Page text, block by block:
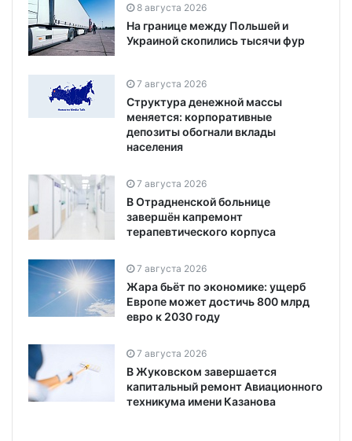
8 августа 2026
На границе между Польшей и
Украиной скопились тысячи фур
7 августа 2026
Структура денежной массы
меняется: корпоративные
депозиты обогнали вклады
населения
7 августа 2026
В Отрадненской больнице
завершён капремонт
терапевтического корпуса
7 августа 2026
Жара бьёт по экономике: ущерб
Европе может достичь 800 млрд
евро к 2030 году
7 августа 2026
В Жуковском завершается
капитальный ремонт Авиационного
техникума имени Казанова